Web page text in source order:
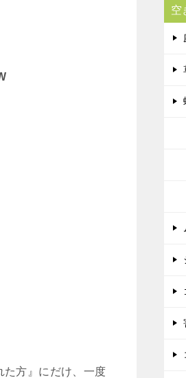
た方』にだけ、一度
空